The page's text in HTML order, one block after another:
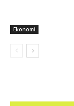
Ekonomi